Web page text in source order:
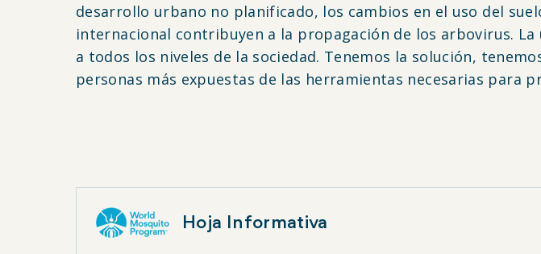
desarrollo urbano no planificado, los cambios en el uso del
internacional contribuyen a la propagación de los arbovirus.
a todos los niveles de la sociedad. Tenemos la solución,
personas más expuestas de las herramientas necesarias para
Hoja Informativa